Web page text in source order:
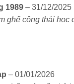
thế với
1989 – 31/12/2025
ghế công thái
– 01/01/2026